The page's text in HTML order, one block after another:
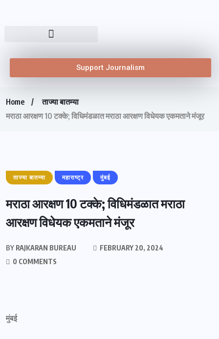
Support Journalism
Home
ताज्या बातम्या
मराठा आरक्षण 10 टक्के; विधिमंडळात मराठा आरक्षण विधेयक एकमताने मंजूर
ताज्या बातम्या महाराष्ट्र मुंबई
मराठा आरक्षण 10 टक्के; विधिमंडळात मराठा
आरक्षण विधेयक एकमताने मंजूर
BY RAJKARAN BUREAU
FEBRUARY 20, 2024
0 COMMENTS
मुंबई